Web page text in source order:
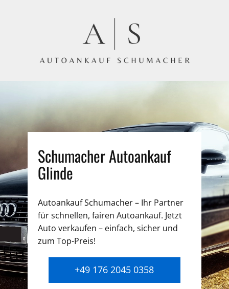
Schumacher Autoankauf
Glinde
Autoankauf Schumacher – Ihr Partner
für schnellen, fairen Autoankauf. Jetzt
Auto verkaufen – einfach, sicher und
zum Top-Preis!
+49 176 2045 0358